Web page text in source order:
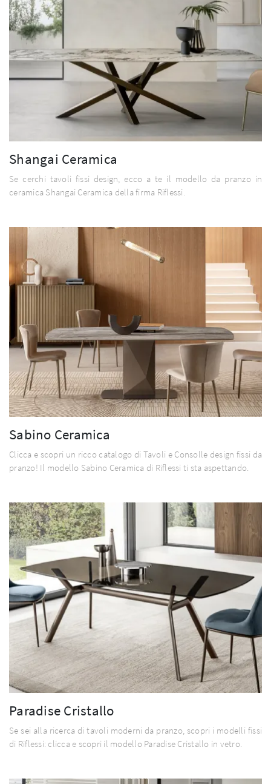
Shangai Ceramica
Se cerchi tavoli fissi design, ecco a te il modello da pranzo in
ceramica Shangai Ceramica della firma Riflessi.
Sabino Ceramica
Clicca e scopri un ricco catalogo di Tavoli e Consolle design fissi da
pranzo! Il modello Sabino Ceramica di Riflessi ti sta aspettando.
Paradise Cristallo
Se sei alla ricerca di tavoli moderni da pranzo, scopri i modelli fissi
di Riflessi: clicca e scopri il modello Paradise Cristallo in vetro.